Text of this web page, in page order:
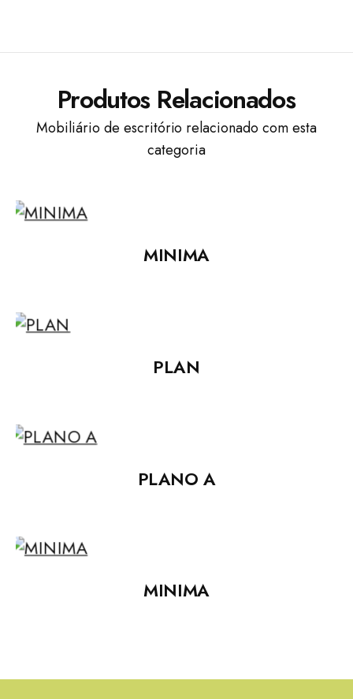
Produtos Relacionados
Mobiliário de escritório relacionado com esta
categoria
MINIMA
PLAN
PLANO A
MINIMA